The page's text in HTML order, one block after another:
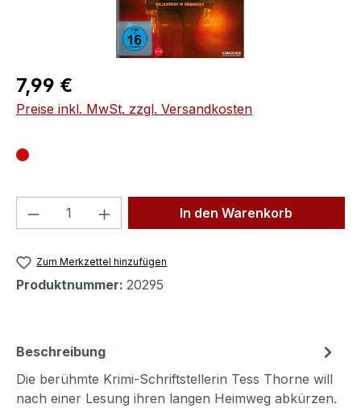
Regulärer Preis:
7,99 €
Preise inkl. MwSt. zzgl. Versandkosten
Produkt Anzahl: Gib denIn den Warenkorb
Zum Merkzettel hinzufügen
Produktnummer: 20295
Beschreibung
Die berühmte Krimi-Schriftstellerin Tess Thorne will
nach einer Lesung ihren langen Heimweg abkürzen.